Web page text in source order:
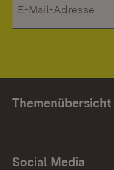
Themenübersicht
Social Media